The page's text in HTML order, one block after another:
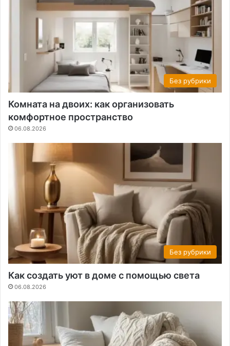
Без рубрики
Комната на двоих: как организовать
комфортное пространство
06.08.2026
Без рубрики
Как создать уют в доме с помощью света
06.08.2026